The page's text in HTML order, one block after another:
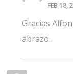
FEB 18,
Gracias
abrazo.